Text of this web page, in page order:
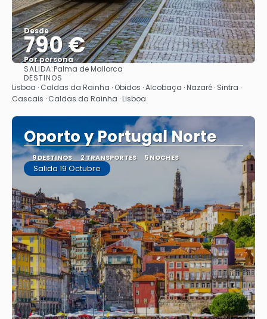
Desde
790 €
Por persona
SALIDA:Palma de Mallorca
DESTINOS
Lisboa · Caldas da Rainha · Obidos · Alcobaça · Nazaré · Sintra ·
Cascais · Caldas da Rainha · Lisboa
Oporto y Portugal Norte
9 DESTINOS 2 TRANSPORTES 5 NOCHES
Salida 19 Octubre